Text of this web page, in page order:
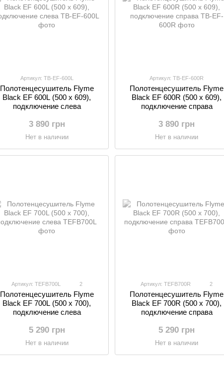
Артикул: TB-EF-600L
Полотенцесушитель Flyme
Black EF 600L (500 х 609),
подключение слева
3 890 грн
Нет в наличии
Артикул: TB-EF-600R
Полотенцесушитель Flyme
Black EF 600R (500 х 609),
подключение справа
3 890 грн
Нет в наличии
Артикул: TEFB700L 2
Полотенцесушитель Flyme
Black EF 700L (500 х 700),
подключение слева
5 290 грн
Нет в наличии
Артикул: TEFB700R 2
Полотенцесушитель Flyme
Black EF 700R (500 х 700),
подключение справа
5 290 грн
Нет в наличии